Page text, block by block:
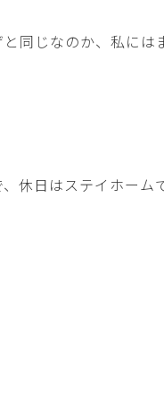
同じなのか、私には
休日はステイホー